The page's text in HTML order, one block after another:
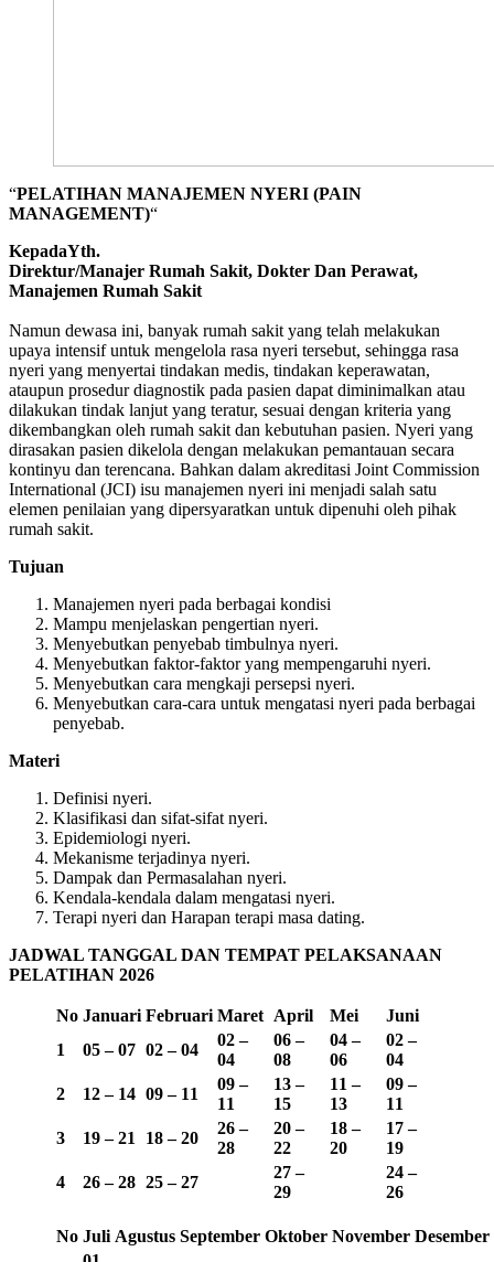
“PELATIHAN MANAJEMEN NYERI (PAIN
MANAGEMENT)“
KepadaYth.
Direktur/Manajer Rumah Sakit, Dokter Dan Perawat,
Manajemen Rumah Sakit
Namun dewasa ini, banyak rumah sakit yang telah melakukan
upaya intensif untuk mengelola rasa nyeri tersebut, sehingga rasa
nyeri yang menyertai tindakan medis, tindakan keperawatan,
ataupun prosedur diagnostik pada pasien dapat diminimalkan atau
dilakukan tindak lanjut yang teratur, sesuai dengan kriteria yang
dikembangkan oleh rumah sakit dan kebutuhan pasien. Nyeri yang
dirasakan pasien dikelola dengan melakukan pemantauan secara
kontinyu dan terencana. Bahkan dalam akreditasi Joint Commission
International (JCI) isu manajemen nyeri ini menjadi salah satu
elemen penilaian yang dipersyaratkan untuk dipenuhi oleh pihak
rumah sakit.
Tujuan
Manajemen nyeri pada berbagai kondisi
Mampu menjelaskan pengertian nyeri.
Menyebutkan penyebab timbulnya nyeri.
Menyebutkan faktor-faktor yang mempengaruhi nyeri.
Menyebutkan cara mengkaji persepsi nyeri.
Menyebutkan cara-cara untuk mengatasi nyeri pada berbagai
penyebab.
Materi
Definisi nyeri.
Klasifikasi dan sifat-sifat nyeri.
Epidemiologi nyeri.
Mekanisme terjadinya nyeri.
Dampak dan Permasalahan nyeri.
Kendala-kendala dalam mengatasi nyeri.
Terapi nyeri dan Harapan terapi masa dating.
JADWAL TANGGAL DAN TEMPAT PELAKSANAAN
PELATIHAN 2026
No Januari Februari Maret April Mei
Juni
1
05 – 07 02 – 04
02 –
04
06 –
08
04 –
06
02 –
04
2
12 – 14 09 – 11
09 –
11
13 –
15
11 –
13
09 –
11
3
19 – 21 18 – 20
26 –
28
20 –
22
18 –
20
17 –
19
4
26 – 28 25 – 27
27 –
29
24 –
26
No Juli Agustus September Oktober November Desember